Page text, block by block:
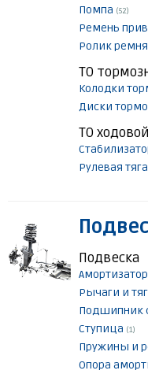
Помпа (52)
Ремень
Ролик
ТО
Колодки
Диски
ТО
Рулевая
Подвеска
Рычаги и
Подшипник
Ступица (1)
Пружины и
Опора